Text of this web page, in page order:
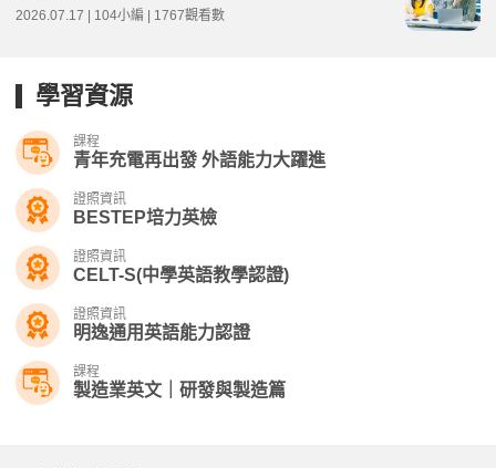
2026.07.17 | 104小編 | 1767觀看數
學習資源
課程
青年充電再出發 外語能力大躍進
證照資訊
BESTEP培力英檢
證照資訊
CELT-S(中學英語教學認證)
證照資訊
明逸通用英語能力認證
課程
製造業英文｜研發與製造篇